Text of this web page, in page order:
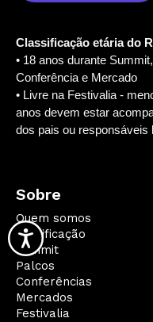
Classificação etária do
• 18 anos durante Summit,
Conferência e Mercado
• Livre na Festivalia -
anos devem estar
dos pais ou responsáveis
Sobre
Quem somos
Qualificação
Summit
Palcos
Conferências
Mercados
Festivalia